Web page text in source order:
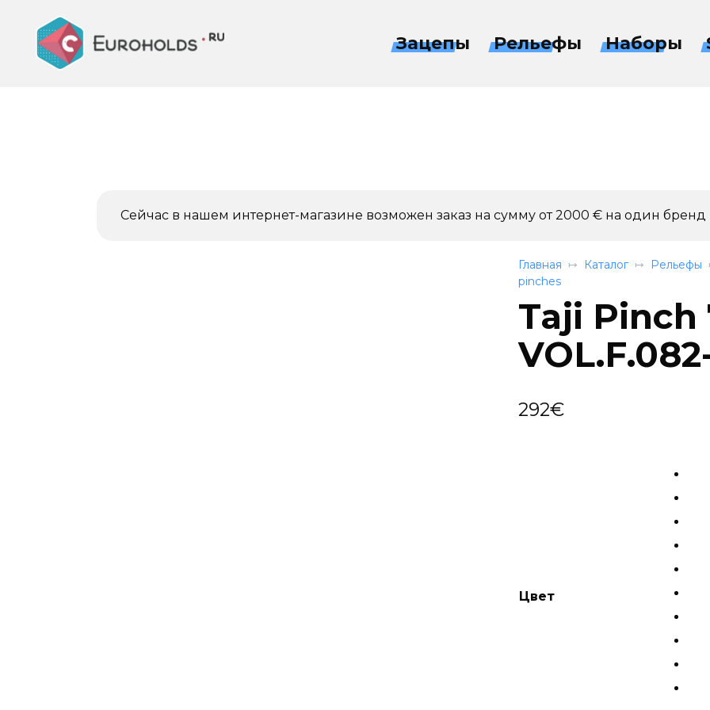
содержанию
Зацепы Рельефы Наборы
Сейчас в нашем интернет-магазине возможен заказ на сумму от 2000 € на один бренд
Главная Каталог
Рельефы
pinches
Taji
292€
Цвет